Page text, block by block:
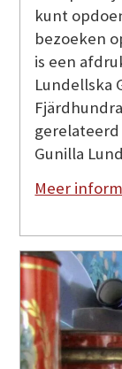
kunt
bezoeken
is een
Lundellska
Gunilla
Meer